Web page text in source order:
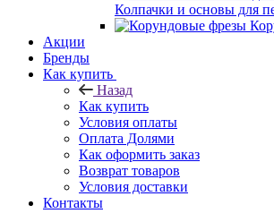
Колпачки и основы для
Акции
Бренды
Как купить
Назад
Как купить
Условия оплаты
Оплата Долями
Как оформить заказ
Возврат товаров
Условия доставки
Контакты